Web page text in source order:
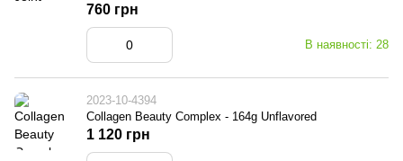
В наявності: 28
760 грн
2023-10-4394
Collagen Beauty Complex - 164g Unflavored
1 120 грн